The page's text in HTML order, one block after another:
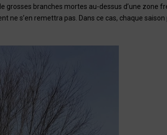
grosses branches mortes au-dessus d’une zone
ne s’en remettra pas. Dans ce cas, chaque